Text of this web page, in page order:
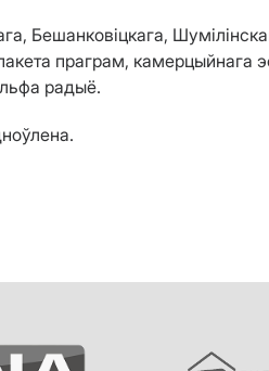
Бешанковіцкага,
праграм, камерцыйнага
радыё.